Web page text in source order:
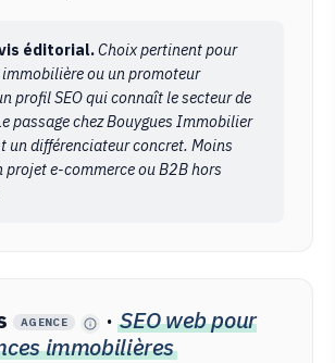
éditorial.Choix pertinent pour
immobilière ou un promoteur
profil SEO qui connaît le secteur de
passage chez Bouygues Immobilier
un différenciateur concret. Moins
projet e-commerce ou B2B hors
AGENCE · SEO web pour
immobilières